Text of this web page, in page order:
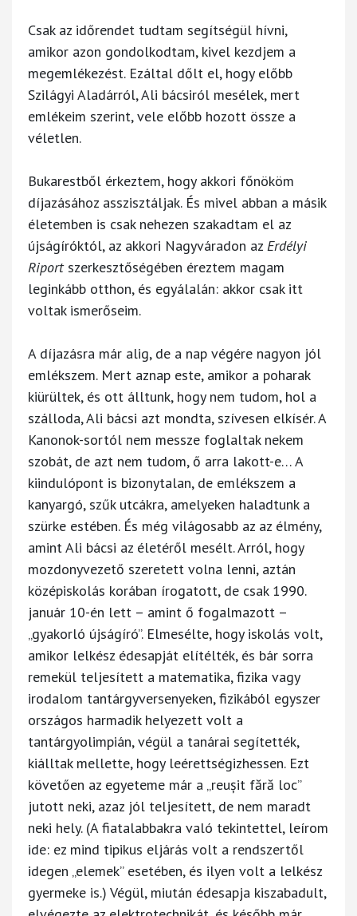
Csak az időrendet tudtam segítségül hívni,
amikor azon gondolkodtam, kivel kezdjem a
megemlékezést. Ezáltal dőlt el, hogy előbb
Szilágyi Aladárról, Ali bácsiról mesélek, mert
emlékeim szerint, vele előbb hozott össze a
véletlen.
Bukarestből érkeztem, hogy akkori főnököm
díjazásához asszisztáljak. És mivel abban a másik
életemben is csak nehezen szakadtam el az
újságíróktól, az akkori Nagyváradon az Erdélyi
Riportszerkesztőségében éreztem magam
leginkább otthon, és egyálalán: akkor csak itt
voltak ismerőseim.
A díjazásra már alig, de a nap végére nagyon jól
emlékszem. Mert aznap este, amikor a poharak
kiürültek, és ott álltunk, hogy nem tudom, hol a
szálloda, Ali bácsi azt mondta, szívesen elkísér. A
Kanonok-sortól nem messze foglaltak nekem
szobát, de azt nem tudom, ő arra lakott-e… A
kiindulópont is bizonytalan, de emlékszem a
kanyargó, szűk utcákra, amelyeken haladtunk a
szürke estében. És még világosabb az az élmény,
amint Ali bácsi az életéről mesélt. Arról, hogy
mozdonyvezető szeretett volna lenni, aztán
középiskolás korában írogatott, de csak 1990.
január 10-én lett – amint ő fogalmazott –
„gyakorló újságíró”. Elmesélte, hogy iskolás volt,
amikor lelkész édesapját elítélték, és bár sorra
remekül teljesített a matematika, fizika vagy
irodalom tantárgyversenyeken, fizikából egyszer
országos harmadik helyezett volt a
tantárgyolimpián, végül a tanárai segítették,
kiálltak mellette, hogy leérettségizhessen. Ezt
követően az egyeteme már a „reușit fără loc”
jutott neki, azaz jól teljesített, de nem maradt
neki hely. (A fiatalabbakra való tekintettel, leírom
ide: ez mind tipikus eljárás volt a rendszertől
idegen „elemek” esetében, és ilyen volt a lelkész
gyermeke is.) Végül, miután édesapja kiszabadult,